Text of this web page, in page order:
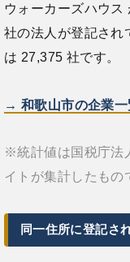
ウォーカーズハウス
社の法人が登記され
は 27,375 社です。
→ 和歌山市の企業
※統計値は国税庁法
イトが集計したもの
同一住所に登記さ